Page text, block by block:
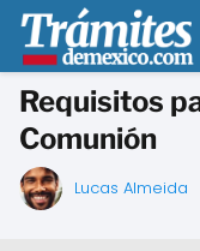
Requisitos
Comunión
Lucas Almeida